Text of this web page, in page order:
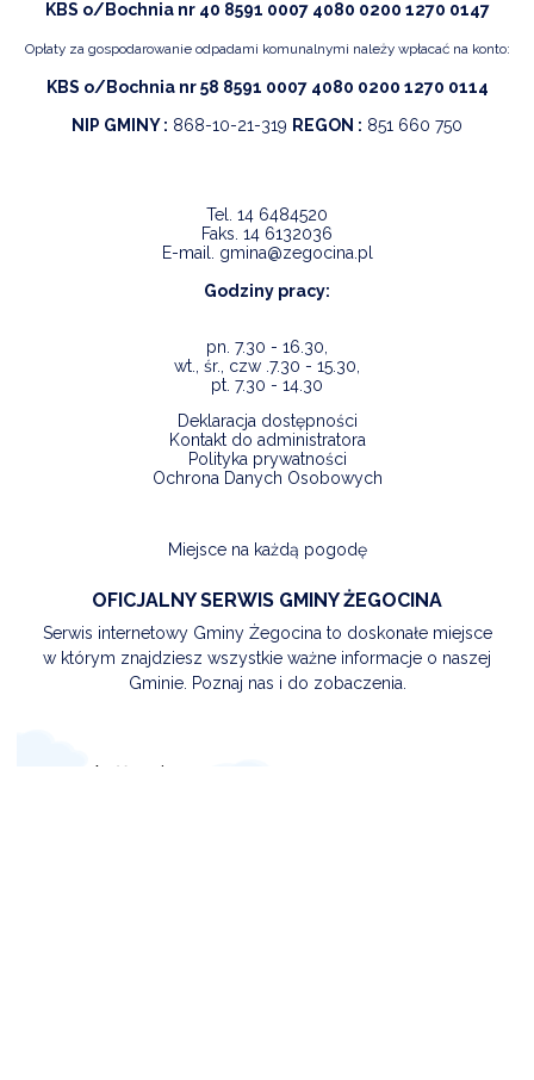
KBS o/Bochnia nr 40 8591 0007 4080 0200 1270 0147
Opłaty za gospodarowanie odpadami komunalnymi należy wpłacać na konto:
KBS o/Bochnia nr 58 8591 0007 4080 0200 1270 0114
NIP GMINY : 868-10-21-319 REGON : 851 660 750
Tel. 14 6484520
Faks. 14 6132036
E-mail. gmina@zegocina.pl
Godziny pracy:
pn. 7.30 - 16.30,
wt., śr., czw .7.30 - 15.30,
pt. 7.30 - 14.30
Deklaracja dostępności
Kontakt do administratora
Polityka prywatności
Ochrona Danych Osobowych
Miejsce na każdą pogodę
OFICJALNY SERWIS GMINY ŻEGOCINA
Serwis internetowy Gminy Żegocina to doskonałe miejsce
w którym znajdziesz wszystkie ważne informacje o naszej
Gminie. Poznaj nas i do zobaczenia.